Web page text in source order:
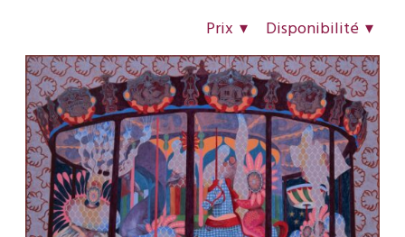
Prix Disponibilité